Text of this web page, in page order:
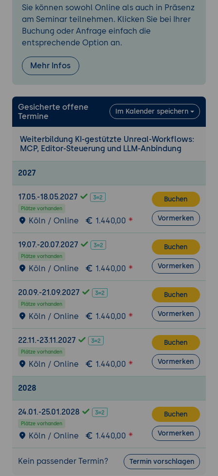
Material-Instanzen anlegen und zuweisen
Blueprints über den Agenten bearbeiten
Automationstests ausführen lassen
aufbauen - Objekte platzieren, Licht
setzen und ein Material zuweisen.
4. Verlässlich und überprüfbar arbeiten
Agenten-Aktionen nachvollziehen und
prüfen
sichern
Grenzen des experimentellen Plugins
Praxis-Übung:Eine Agenten-Aktion gezielt
prüfen, einen Fehlgriff zurücknehmen und
den Auftrag präziser neu stellen.
Tag 2: 5. Eigene Funktionen als MCP-Tools
bereitstellen
Die Toolset Registry als Erweiterungspunkt
Eine eigene Funktion als Tool definieren
Typisierte Parameter und Rückgaben
Studio-spezifische Abläufe als Tools
kapseln
Praxis-Übung:Eine einfache eigene
Funktion als MCP-Tool bereitstellen und
vom Agenten aufrufen lassen.
6. LLM-Anbindung zur Laufzeit
Die Trennung: MCP steuert den Editor,
KI-NPCs und Dialoge über Laufzeit-Plugins
Modelle anbinden und Antworten ins Spiel
holen
Wann Laufzeit-KI sinnvoll ist und wann
nicht
Über ein Plugin eine
Sie können sowohl Online als auch in Präsenz
am Seminar teilnehmen. Klicken Sie bei Ihrer
Buchung oder Anfrage einfach die
entsprechende Option an.
Mehr Infos
Gesicherte offene
Termine
Im Kalender speichern
Weiterbildung KI-gestützte Unreal-Workflows:
MCP, Editor-Steuerung und LLM-Anbindung
2027
17.05.-18.05.2027
Plätze vorhanden
Köln / Online 1.440,00
Buchen
Vormerken
19.07.-20.07.2027
Plätze vorhanden
Köln / Online 1.440,00
Buchen
Vormerken
20.09.-21.09.2027
Plätze vorhanden
Köln / Online 1.440,00
Buchen
Vormerken
22.11.-23.11.2027
Plätze vorhanden
Köln / Online 1.440,00
Buchen
Vormerken
2028
24.01.-25.01.2028
Plätze vorhanden
Köln / Online 1.440,00
Buchen
Vormerken
Kein passender Termin? Termin vorschlagen